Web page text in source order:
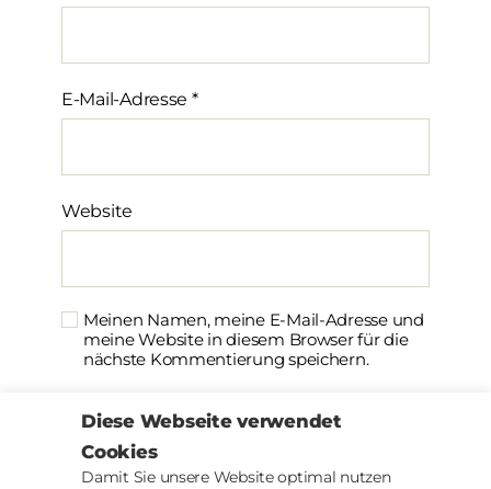
E-Mail-Adresse *
Website
Meinen Namen, meine E-Mail-Adresse und
meine Website in diesem Browser für die
nächste Kommentierung speichern.
Diese Webseite verwendet
Cookies
Damit Sie unsere Website optimal nutzen